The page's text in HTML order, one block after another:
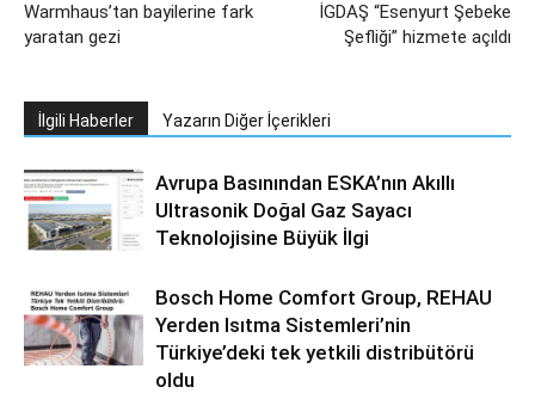
Warmhaus’tan bayilerine fark
yaratan gezi
İGDAŞ “Esenyurt Şebeke
Şefliği” hizmete açıldı
İlgili Haberler Yazarın Diğer İçerikleri
Avrupa Basınından ESKA’nın Akıllı
Ultrasonik Doğal Gaz Sayacı
Teknolojisine Büyük İlgi
Bosch Home Comfort Group, REHAU
Yerden Isıtma Sistemleri’nin
Türkiye’deki tek yetkili distribütörü
oldu